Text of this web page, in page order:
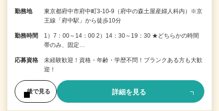
勤務地
東京都府中市府中町3-10-9（府中の森土屋産婦人科内）※京
王線「府中駅」から徒歩10分
勤務時間
1）7：00～14：00 2）14：30～19：30 ★どちらかの時間
帯のみ、固定…
応募資格
未経験歓迎！資格・年齢・学歴不問！ブランクある方も大歓
迎！
後で見る 詳細を見る